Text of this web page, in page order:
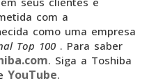
com a
como uma empresa
Top 100 . Para saber
. Siga a Toshiba
YouTube.